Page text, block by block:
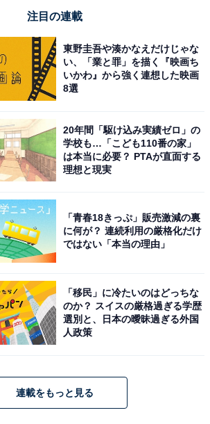
イン
注目の連載
東野圭吾や湊かなえだけじゃな
い、「業と罪」を描く『映画ち
いかわ』から強く連想した映画
8選
20年間「駆け込み実績ゼロ」の
学校も…「こども110番の家」
は本当に必要？ PTAが直面する
理想と現実
「青春18きっぷ」販売激減の裏
に何が？ 連続利用の厳格化だけ
ではない「本当の理由」
「移民」に冷たいのはどっちな
のか？ スイスの厳格過ぎる学歴
選別と、日本の曖昧過ぎる外国
人政策
連載をもっと見る